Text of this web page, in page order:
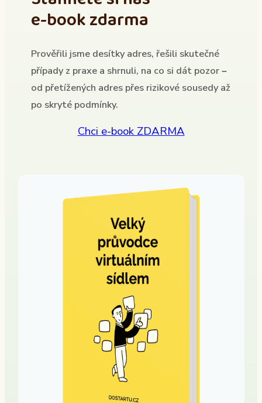
e-book zdarma
Prověřili jsme desítky adres, řešili skutečné
případy z praxe a shrnuli, na co si dát pozor –
od přetížených adres přes rizikové sousedy až
po skryté podmínky.
Chci e-book ZDARMA